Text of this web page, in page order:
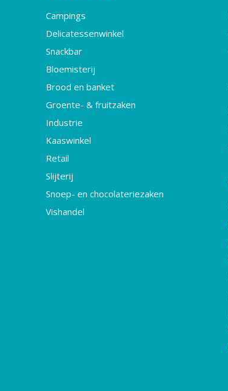
Campings
Delicatessenwinkel
Snackbar
Bloemisterij
Brood en banket
Groente- & fruitzaken
Industrie
Kaaswinkel
Retail
Slijterij
Snoep- en chocolateriezaken
Vishandel